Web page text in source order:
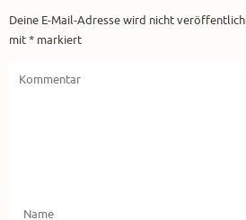
Deine E-Mail-Adresse wird nicht
mit* markiert